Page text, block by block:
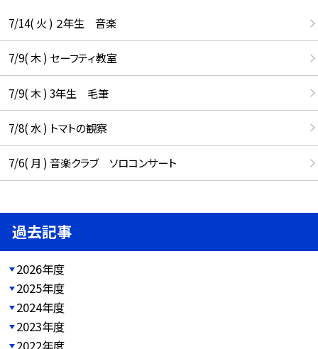
7/14( 火 ) ２年生 音楽
7/9( 木 ) セーフティ教室
7/9( 木 ) 3年生 毛筆
7/8( 水 ) トマトの観察
7/6( 月 ) 音楽クラブ ソロコンサート
過去記事
2026年度
2025年度
2024年度
2023年度
2022年度